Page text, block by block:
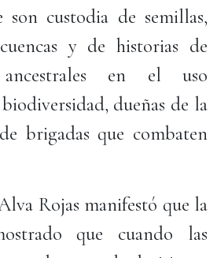
son custodia de semillas,
y de historias de
ancestrales en el uso
dueñas de la
brigadas que combaten
Rojas manifestó que la
que cuando las